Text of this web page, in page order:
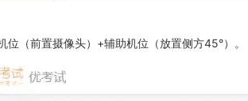
位（前置摄像头）+辅助机位（放置侧方45°）。